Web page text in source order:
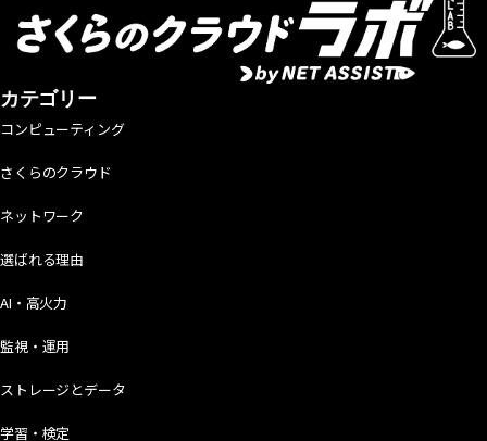
カテゴリー
コンピューティング
さくらのクラウド
ネットワーク
選ばれる理由
AI・高火力
監視・運用
ストレージとデータ
学習・検定